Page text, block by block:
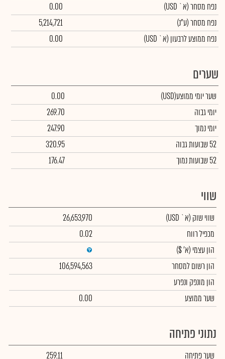
נפח מסחר(א` USD)
0.00
נפח מסחר(ע"נ)
5,214,721
נפח ממוצע לרבעון (א` USD)
0.00
שערים
שער יומי ממוצע(USD)
0.00
יומי גבוה
269.70
יומי נמוך
247.90
52 שבועות גבוה
320.95
52 שבועות נמוך
176.47
שווי
שווי שוק (א` USD)
26,653,970
מכפיל רווח
0.02
הון עצמי (א' $)
הון רשום למסחר
106,594,563
הון מונפק ונפרע
שער ממוצע
0.00
נתוני פתיחה
שער פתיחה 259.11